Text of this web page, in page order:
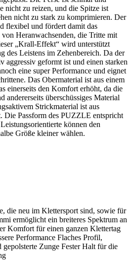
nicht zu reizen, und die Spitze ist
nicht zu stark zu komprimieren. Der
flexibel und fördert damit das
Heranwachsenden, die Tritte mit
„Krall-Effekt“ wird unterstützt
des Leistens im Zehenbereich. Da der
geformt ist und einen starken
eine super Performance und eignet
Das Obermaterial ist aus einem
einerseits den Komfort erhöht, da die
andererseits überschüssiges Material
Strickmaterial ist aus
Die Passform des PUZZLE entspricht
können den
Größe kleiner wählen.
die neu im Klettersport sind, sowie für
ermöglicht ein breiteres Spektrum an
Komfort für einen ganzen Klettertag
Performance Flaches Profil,
gepolsterte Zunge Fester Halt für die